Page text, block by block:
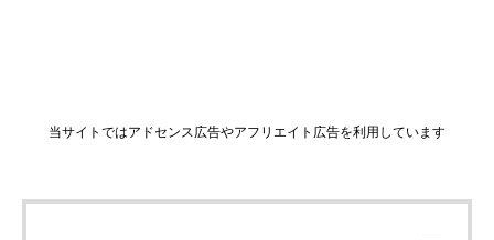
当サイトではアドセンス広告やアフリエイト広告を利用しています